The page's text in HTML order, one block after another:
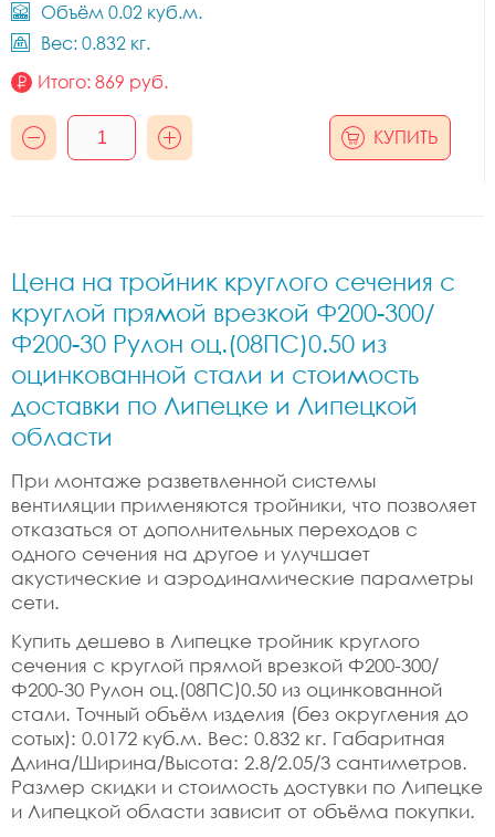
Объём 0.02 куб.м.
Вес: 0.832 кг.
Итого: 869 руб.
КУПИТЬ
Цена на тройник круглого сечения с
круглой прямой врезкой Ф200-300/
Ф200-30 Рулон оц.(08ПС)0.50 из
оцинкованной стали и стоимость
доставки по Липецке и Липецкой
области
При монтаже разветвленной системы
вентиляции применяются тройники, что позволяет
отказаться от дополнительных переходов с
одного сечения на другое и улучшает
акустические и аэродинамические параметры
сети.
Купить дешево в Липецке тройник круглого
сечения с круглой прямой врезкой Ф200-300/
Ф200-30 Рулон оц.(08ПС)0.50 из оцинкованной
стали. Точный объём изделия (без округления до
сотых): 0.0172 куб.м. Вес: 0.832 кг. Габаритная
Длина/Ширина/Высота: 2.8/2.05/3 сантиметров.
Размер скидки и стоимость достувки по Липецке
и Липецкой области зависит от объёма покупки.